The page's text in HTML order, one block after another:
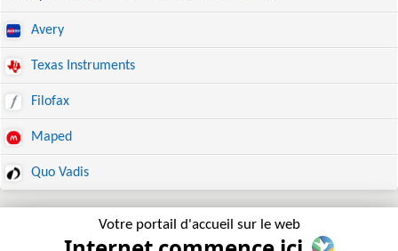
Avery
Texas Instruments
Filofax
Maped
Quo Vadis
Votre portail d'accueil sur le web